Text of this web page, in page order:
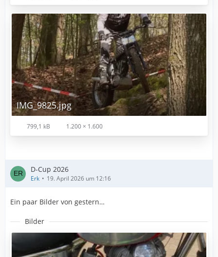
IMG_9825.jpg
799,1 kB 1.200 × 1.600
D-Cup 2026
Erk 19. April 2026 um 12:16
Ein paar Bilder von gestern…
Bilder